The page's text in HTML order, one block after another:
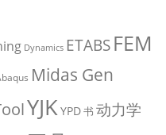
Dynamics ETABSFEM
Midas Gen
YJKYPD书 动力学